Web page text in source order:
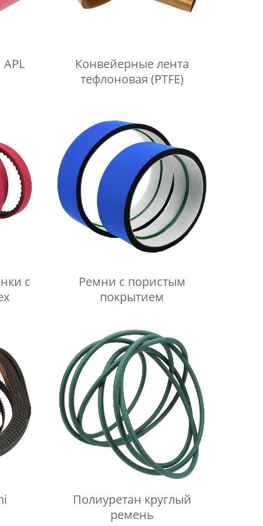
Конвейерные лента
тефлоновая (PTFE)
с
Ремни с пористым
покрытием
Полиуретан круглый
ремень